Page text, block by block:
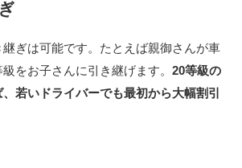
ぎは可能です。たとえば親御さんが車
をお子さんに引き継げます。 20等級の
若いドライバーでも最初から大幅割引